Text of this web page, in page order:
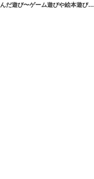
んだ遊び〜ゲーム遊びや絵本遊びな